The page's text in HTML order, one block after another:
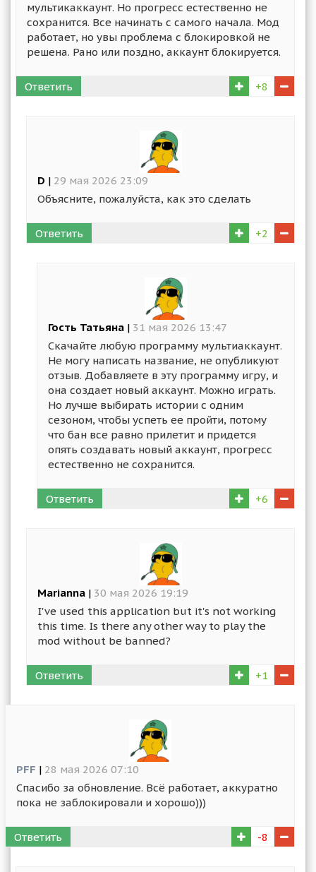
мультикаккаунт. Но прогресс естественно не
сохранится. Все начинать с самого начала. Мод
работает, но увы проблема с блокировкой не
решена. Рано или поздно, аккаунт блокируется.
Ответить +8
D | 29 мая 2026 23:09
Объясните, пожалуйста, как это сделать
Ответить +2
Гость Татьяна | 31 мая 2026 13:47
Скачайте любую программу мультиаккаунт.
Не могу написать название, не опубликуют
отзыв. Добавляете в эту программу игру, и
она создает новый аккаунт. Можно играть.
Но лучше выбирать истории с одним
сезоном, чтобы успеть ее пройти, потому
что бан все равно прилетит и придется
опять создавать новый аккаунт, прогресс
естественно не сохранится.
Ответить +6
Marianna | 30 мая 2026 19:19
I've used this application but it's not working
this time. Is there any other way to play the
mod without be banned?
Ответить +1
PFF | 28 мая 2026 07:10
Спасибо за обновление. Всё работает, аккуратно
пока не заблокировали и хорошо)))
Ответить -8